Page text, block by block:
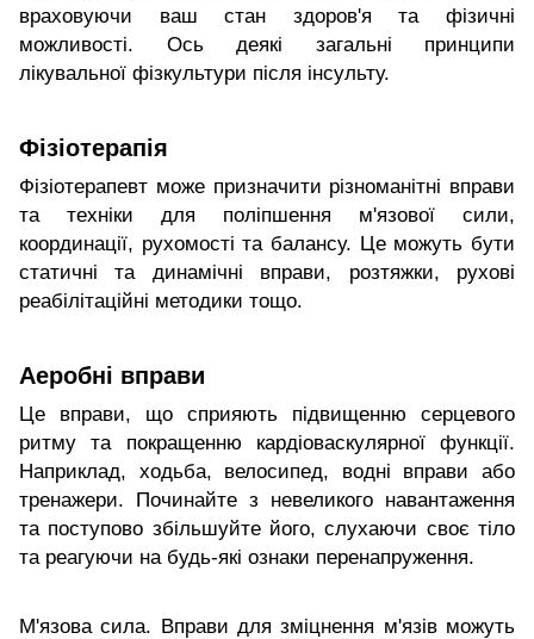
враховуючи ваш стан здоров'я та фізичні
можливості. Ось деякі загальні принципи
лікувальної фізкультури після інсульту.
Фізіотерапія
Фізіотерапевт може призначити різноманітні вправи
та техніки для поліпшення м'язової сили,
координації, рухомості та балансу. Це можуть бути
статичні та динамічні вправи, розтяжки, рухові
реабілітаційні методики тощо.
Аеробні вправи
Це вправи, що сприяють підвищенню серцевого
ритму та покращенню кардіоваскулярної функції.
Наприклад, ходьба, велосипед, водні вправи або
тренажери. Починайте з невеликого навантаження
та поступово збільшуйте його, слухаючи своє тіло
та реагуючи на будь-які ознаки перенапруження.
М'язова сила. Вправи для зміцнення м'язів можуть